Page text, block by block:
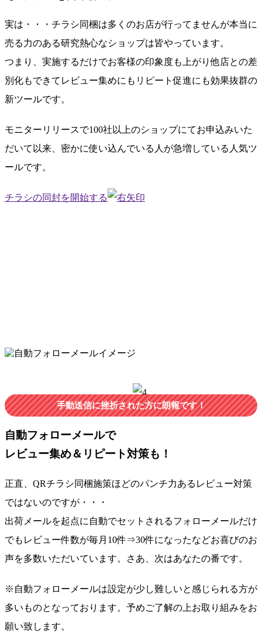
実は・・・ チラシ同梱は多くのお店が行ってませんが本当に
売る力のある研究熱心なショップは皆やっています。
つまり、実施するだけでお客様の印象度も上がり他店との差
別化もできて レビュー集めにもリピート促進にも効果抜群の
新ツールです。
モニターリリースで100社以上のショップにてお申込みいた
だいて以来、 密かに使い込んでいる人が急増 している人気ツ
ールです。
チラシの同封を開始する
手動送信に挫折された方に朗報です！
自動フォローメールで
レビュー集め＆リピート対策も！
正直、 QRチラシ同梱施策ほどのパンチ力あるレビュー対策
ではないのですが・・・
出荷メールを起点に自動でセットされるフォローメールだけ
でも レビュー件数が毎月10件⇒30件になったなどお喜びのお
声を多数いただいています。さあ、次はあなたの番です。
※自動フォローメールは設定が少し難しいと感じられる方が
多いものとなっております。予めご了解の上お取り組みをお
願い致します。